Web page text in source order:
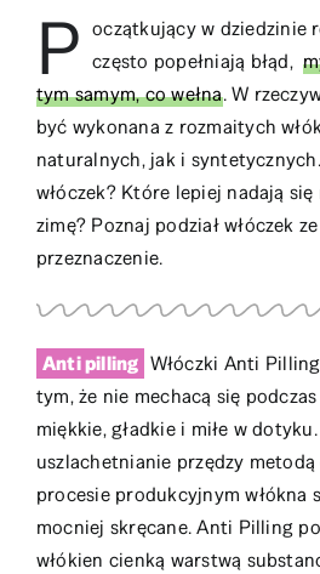
Robótki
Sklepy
P oczątkujący w dziedzinie
często popełniają błąd,
tym samym, co wełna. W
być wykonana z rozmaitych
naturalnych, jak i
włóczek? Które lepiej nadają
zimę? Poznaj podział włóczek
przeznaczenie.
Anti pilling Włóczki Anti
tym, że nie mechacą się
miękkie, gładkie i miłe w
uszlachetnianie przędzy metodą
procesie produkcyjnym włókna
mocniej skręcane. Anti Pilling
włókien cienką warstwą